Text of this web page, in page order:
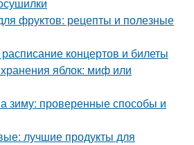
фруктов: рецепты и полезные
концертов и билеты
яблок: миф или
зиму: проверенные способы и
лучшие продукты для